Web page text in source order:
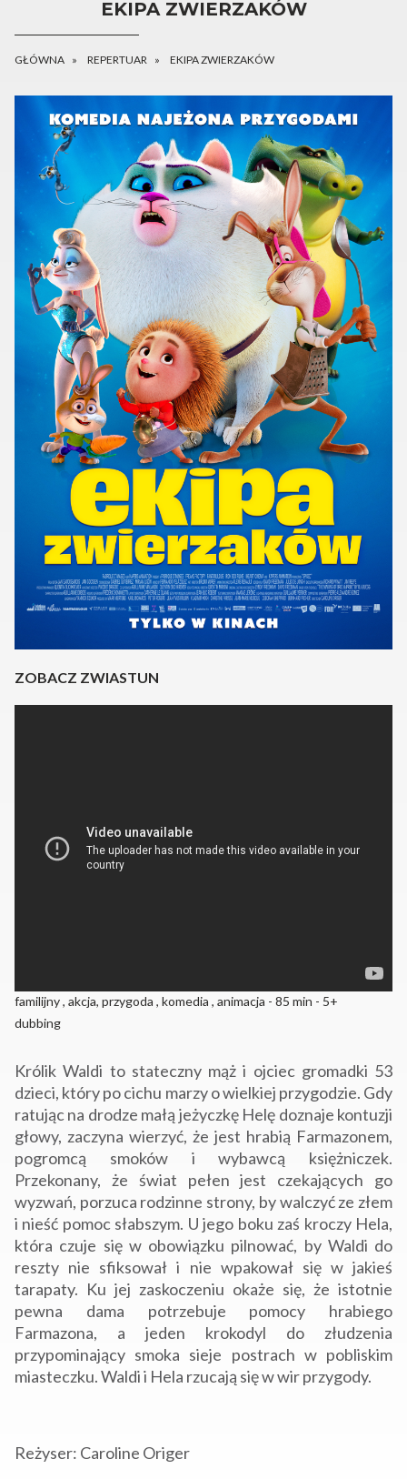
EKIPA ZWIERZAKÓW
GŁÓWNA REPERTUAR EKIPA ZWIERZAKÓW
ZOBACZ ZWIASTUN
familijny , akcja, przygoda , komedia , animacja - 85 min - 5+
dubbing
Królik Waldi to stateczny mąż i ojciec gromadki 53
dzieci, który po cichu marzy o wielkiej przygodzie. Gdy
ratując na drodze małą jeżyczkę Helę doznaje kontuzji
głowy, zaczyna wierzyć, że jest hrabią Farmazonem,
pogromcą smoków i wybawcą księżniczek.
Przekonany, że świat pełen jest czekających go
wyzwań, porzuca rodzinne strony, by walczyć ze złem
i nieść pomoc słabszym. U jego boku zaś kroczy Hela,
która czuje się w obowiązku pilnować, by Waldi do
reszty nie sfiksował i nie wpakował się w jakieś
tarapaty. Ku jej zaskoczeniu okaże się, że istotnie
pewna dama potrzebuje pomocy hrabiego
Farmazona, a jeden krokodyl do złudzenia
przypominający smoka sieje postrach w pobliskim
miasteczku. Waldi i Hela rzucają się w wir przygody.
Reżyser: Caroline Origer